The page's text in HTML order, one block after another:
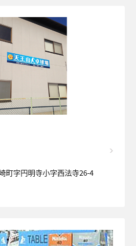
町字円明寺小字西法寺26-4